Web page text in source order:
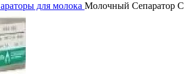
для молока Молочный Сепаратор